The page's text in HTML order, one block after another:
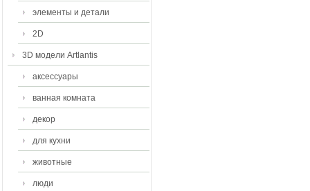
элементы и детали
2D
3D модели Artlantis
аксессуары
ванная комната
декор
для кухни
животные
люди